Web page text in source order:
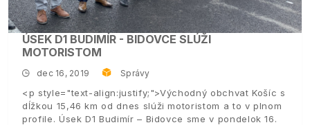
ÚSEK D1 BUDIMÍR - BIDOVCE SLÚŽI
MOTORISTOM
dec 16, 2019 Správy
<p style="text-align:justify;">Východný obchvat Košíc s
dĺžkou 15,46 km od dnes slúži motoristom a to v plnom
profile. Úsek D1 Budimír – Bidovce sme v pondelok 16.